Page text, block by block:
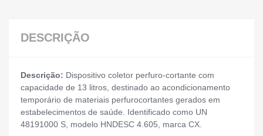
DESCRIÇÃO
Descrição: Dispositivo coletor perfuro-cortante com
capacidade de 13 litros, destinado ao acondicionamento
temporário de materiais perfurocortantes gerados em
estabelecimentos de saúde. Identificado como UN
48191000 S, modelo HNDESC 4.605, marca CX.